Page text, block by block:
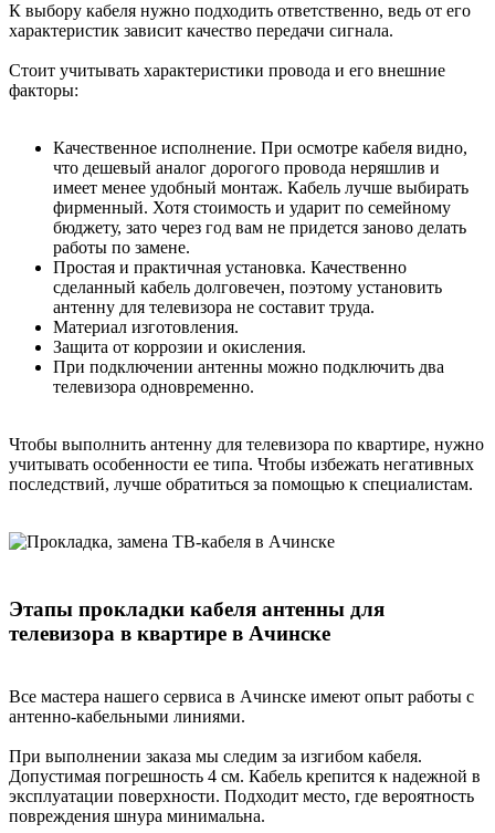
К выбору кабеля нужно подходить ответственно, ведь от его
характеристик зависит качество передачи сигнала.
Стоит учитывать характеристики провода и его внешние
факторы:
Качественное исполнение. При осмотре кабеля видно,
что дешевый аналог дорогого провода неряшлив и
имеет менее удобный монтаж. Кабель лучше выбирать
фирменный. Хотя стоимость и ударит по семейному
бюджету, зато через год вам не придется заново делать
работы по замене.
Простая и практичная установка. Качественно
сделанный кабель долговечен, поэтому установить
антенну для телевизора не составит труда.
Материал изготовления.
Защита от коррозии и окисления.
При подключении антенны можно подключить два
телевизора одновременно.
Чтобы выполнить антенну для телевизора по квартире, нужно
учитывать особенности ее типа. Чтобы избежать негативных
последствий, лучше обратиться за помощью к специалистам.
Этапы прокладки кабеля антенны для
телевизора в квартире в Ачинске
Все мастера нашего сервиса в Ачинске имеют опыт работы с
антенно-кабельными линиями.
При выполнении заказа мы следим за изгибом кабеля.
Допустимая погрешность 4 см. Кабель крепится к надежной в
эксплуатации поверхности. Подходит место, где вероятность
повреждения шнура минимальна.